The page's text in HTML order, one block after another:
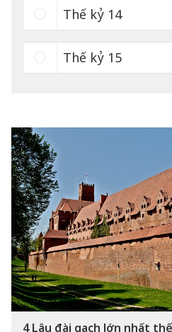
Thế kỷ 14
Thế kỷ 15
4Lâu đài gạch lớn nhất